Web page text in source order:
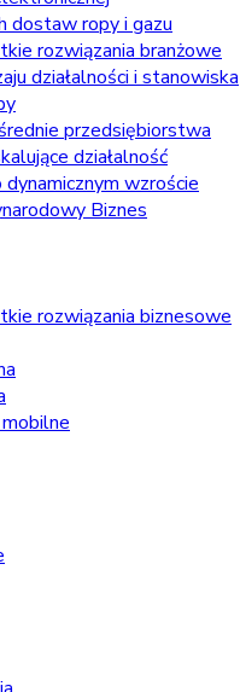
dostaw ropy i gazu
rozwiązania branżowe
działalności i stanowiska
przedsiębiorstwa
działalność
dynamicznym wzroście
Biznes
rozwiązania biznesowe